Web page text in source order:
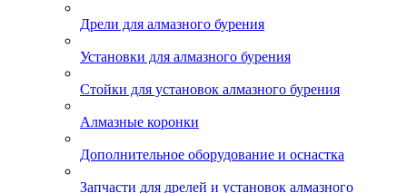
Дрели для алмазного бурения
Установки для алмазного бурения
Стойки для установок алмазного бурения
Алмазные коронки
Дополнительное оборудование и оснастка
Запчасти для дрелей и установок алмазного